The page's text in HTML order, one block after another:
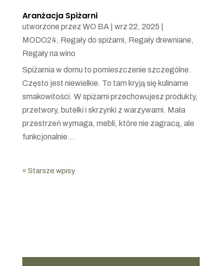
Aranżacja Spiżarni
utworzone przez WO BA| wrz 22, 2025
MODO24, Regały do spiżarni, Regały drewniane,
Regały na wino
Spiżarnia w domu to pomieszczenie szczególne.
Często jest niewielkie. To tam kryją się kulinarne
smakowitości. W spiżarni przechowujesz produkty,
przetwory, butelki i skrzynki z warzywami. Mała
przestrzeń wymaga, mebli, które nie zagracą, ale
funkcjonalnie...
« Starsze wpisy